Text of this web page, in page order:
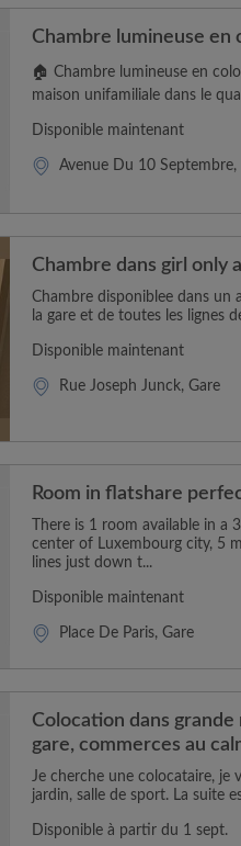
Chambre lumineuse en
🏠 Chambre lumineuse en
maison unifamiliale dans le
Disponible maintenant
Avenue Du 10 Septembre,
Chambre dans girl only
Chambre disponiblee dans un
la gare et de toutes les lignes
Disponible maintenant
Rue Joseph Junck, Gare
Room in flatshare
There is 1 room available in
center of Luxembourg city, 5
lines just down t...
Disponible maintenant
Place De Paris, Gare
Colocation dans
gare, commerces au
Je cherche une colocataire, je
jardin, salle de sport. La suite
Disponible à partir du 1 sept.